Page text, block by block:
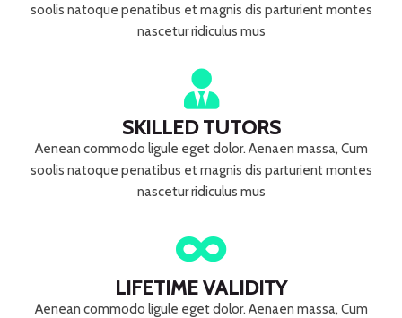
soolis natoque penatibus et magnis dis parturient montes
nascetur ridiculus mus
SKILLED TUTORS
Aenean commodo ligule eget dolor. Aenaen massa, Cum
soolis natoque penatibus et magnis dis parturient montes
nascetur ridiculus mus
LIFETIME VALIDITY
Aenean commodo ligule eget dolor. Aenaen massa, Cum